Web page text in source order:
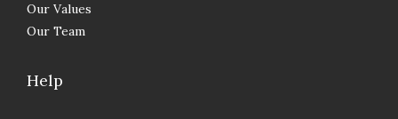
Our Values
Our Team
Help